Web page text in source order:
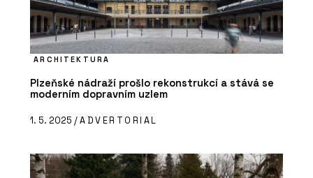
ARCHITEKTURA
Plzeňské nádraží prošlo rekonstrukcí a stává se
moderním dopravním uzlem
1. 5. 2025 /ADVERTORIAL